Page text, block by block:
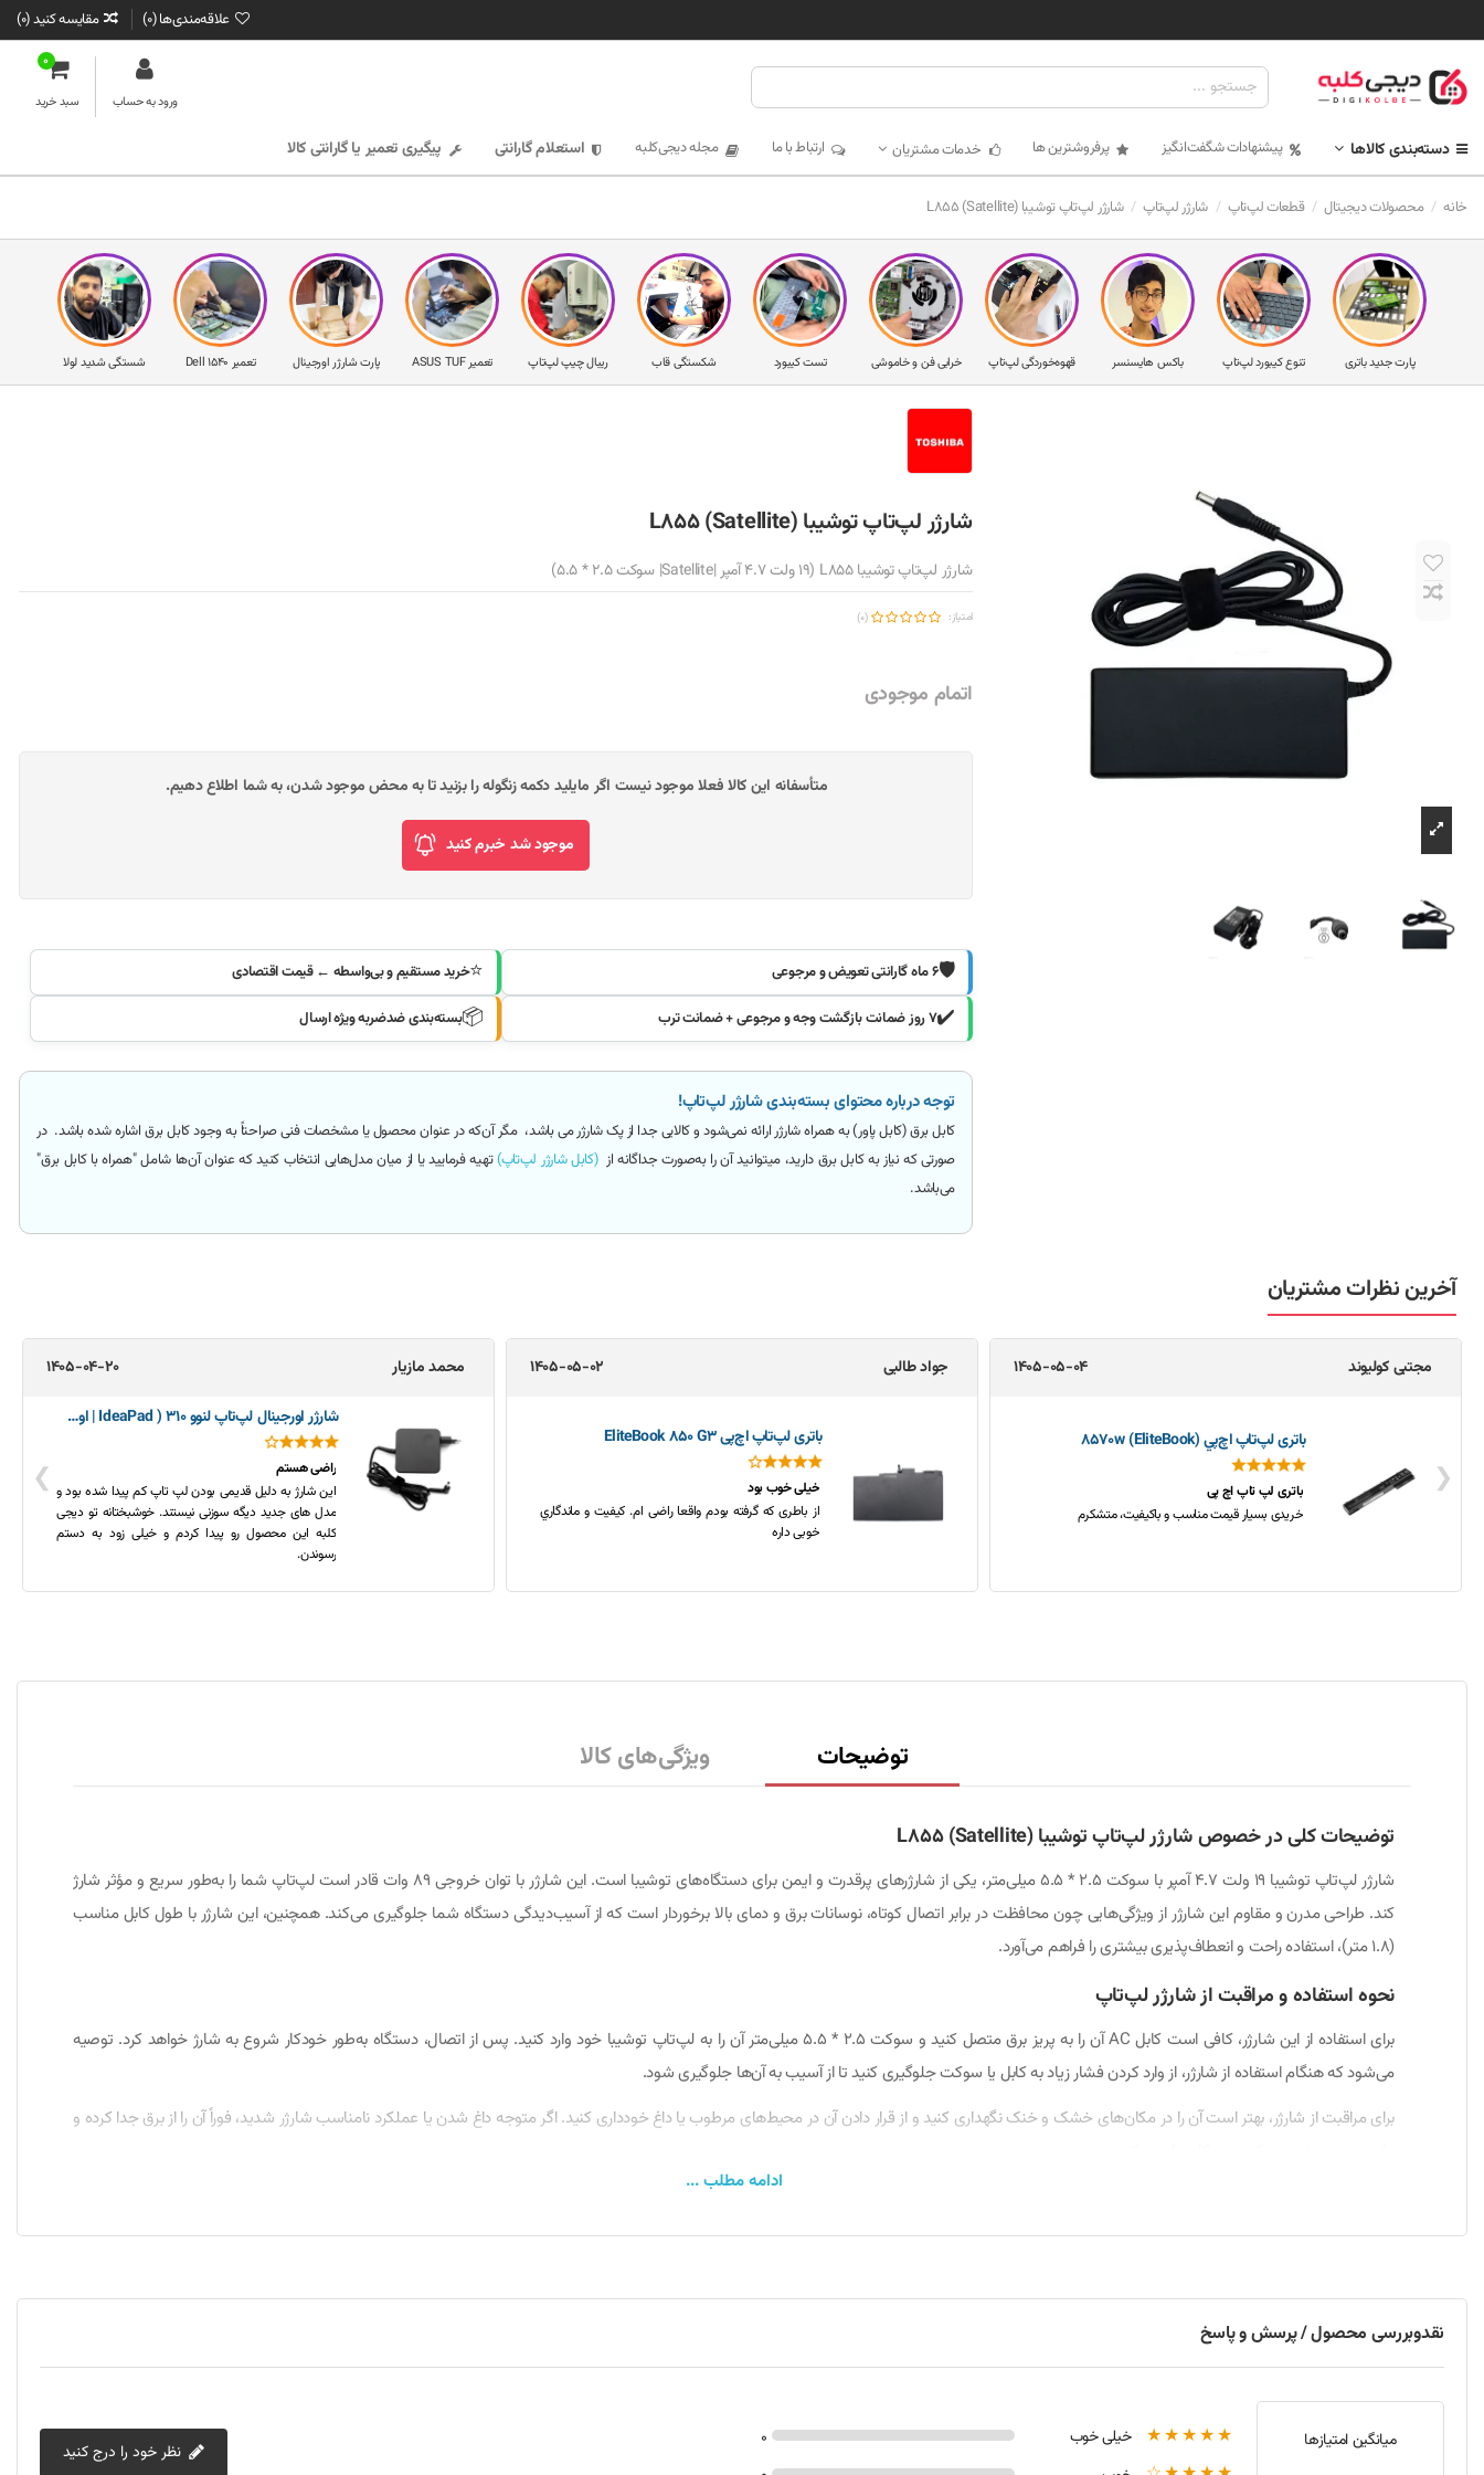
علاقه‌مندی‌ها (0
) مقایسه کنید (0
)
ورود به حساب
0
سبد خرید
دسته‌بندی کالاها پیشنهادات شگفت‌انگیز پرفروشترین ها خدمات مشتریان ارتباط با ما مجله دیجی‌کلبه استعلام گارانتی پیگیری تعمیر یا گارانتی کالا
خانه محصولات دیجیتال قطعات لپ‌تاپ شارژر لپ‌تاپ شارژر لپ‌تاپ توشیبا L855 (Satellite)
شستگی شدید لولا تعمیر Dell 1540 پارت شارژر اورجینال تعمیر ASUS TUF ریبال چیپ لپ‌تاپ شکستگی قاب تست کیبورد خرابی فن و خاموشی قهوه‌خوردگی لپ‌تاپ باکس هایسنسر تنوع کیبورد لپ‌تاپ پارت جدید باتری
شارژر لپ‌تاپ توشیبا L855 (Satellite)
شارژر لپ‌تاپ توشیبا L855 (19 ولت 4.7 آمپر |Satellite| سوکت 2.5 * 5.5)
امتیاز: (0)
اتمام موجودی
متأسفانه این کالا فعلا موجود نیست اگر مایلید دکمه زنگوله را بزنید تا به محض موجود شدن، به شما اطلاع دهیم.
موجود شد خبرم کنید
🛡️۶ ماه گارانتی تعویض و مرجوعی ⭐خرید مستقیم و بی‌واسطه ← قیمت اقتصادی
✔️۷ روز ضمانت بازگشت وجه و مرجوعی + ضمانت ترب 📦بسته‌بندی ضدضربه ویژه ارسال
توجه درباره محتوای بسته‌بندی شارژر لپ‌تاپ!
کابل برق (کابل پاور)به همراه شارژر ارائه نمی‌شود و کالایی جدا از پک شارژر می باشد، مگر آن‌کهدر عنوان محصول یا مشخصات فنی صراحتاً به وجود کابل برق اشاره شده باشد. در
صورتی که نیاز به کابل برق دارید، میتوانید آن را به‌صورت جداگانه از (کابل شارژر لپ‌تاپ)تهیه فرمایید یا از میان مدل‌هایی انتخاب کنید که عنوان آن‌ها شامل"همراه با کابل برق"
می‌باشد.
آخرین نظرات مشتریان
❮
❯
مجتبی کولیوند 1405-05-04
باتری لپ‌تاپ اچ‌پي 8570w (EliteBook)
باتری لپ تاپ اچ پی
خریدی بسیار قیمت مناسب و باکیفیت، متشکرم
جواد طالبی 1405-05-02
باتری لپ‌تاپ اچ‌پی EliteBook 850 G3
خیلی خوب بود
از باطری که گرفته بودم واقعا راضی ام. کیفیت و ماندگاري
خوبی داره
محمد مازیار 1405-04-20
شارژر اورجینال لپ‌تاپ لنوو 310 ( IdeaPad | اورجینال)
راضی هستم
این شارژ به دلیل قدیمی بودن لپ تاپ کم پیدا شده بود و
مدل های جدید دیگه سوزنی نیستند. خوشبختانه تو دیجی
کلبه این محصول رو پیدا کردم و خیلی زود به دستم
رسوندن.
توضیحات ویژگی‌های کالا
توضیحات کلی در خصوص شارژر لپ‌تاپ توشیبا L855 (Satellite)
شارژر لپ‌تاپ توشیبا 19 ولت 4.7 آمپر با سوکت 2.5 * 5.5 میلی‌متر، یکی از شارژرهای پرقدرت و ایمن برای دستگاه‌های توشیبا است. این شارژر با توان خروجی 89 وات قادر است لپ‌تاپ شما را به‌طور سریع و مؤثر شارژ
کند. طراحی مدرن و مقاوم این شارژر از ویژگی‌هایی چون محافظت در برابر اتصال کوتاه، نوسانات برق و دمای بالا برخوردار است که از آسیب‌دیدگی دستگاه شما جلوگیری می‌کند. همچنین، این شارژر با طول کابل مناسب
(1.8 متر)، استفاده راحت و انعطاف‌پذیری بیشتری را فراهم می‌آورد.
نحوه استفاده و مراقبت از شارژر لپ‌تاپ
برای استفاده از این شارژر، کافی است کابل AC آن را به پریز برق متصل کنید و سوکت 2.5 * 5.5 میلی‌متر آن را به لپ‌تاپ توشیبا خود وارد کنید. پس از اتصال، دستگاه به‌طور خودکار شروع به شارژ خواهد کرد. توصیه
می‌شود که هنگام استفاده از شارژر، از وارد کردن فشار زیاد به کابل یا سوکت جلوگیری کنید تا از آسیب به آن‌ها جلوگیری شود.
برای مراقبت از شارژر، بهتر است آن را در مکان‌های خشک و خنک نگهداری کنید و از قرار دادن آن در محیط‌های مرطوب یا داغ خودداری کنید. اگر متوجه داغ شدن یا عملکرد نامناسب شارژر شدید، فوراً آن را از برق جدا کرده و
نصب و راه‌اندازی این شارژر بسیار ساده است. تنها کافیست یکی از سرهای کابل را به پریز برق وصل کرده و سر دیگر آن که سوکت 2.5 * 5.5 میلی‌متر دارد را به لپ‌تاپ خود متصل کنید. پس از این اتصال، شارژر به‌طور
مشخصات فنی و خصوصیات شارژر لپ‌تاپ توشیبا L855 (Satellite)
جریان خروجی:4.7 آمپر
توان خروجی:89 وات
ادامه مطلب ...
نقدوبررسی محصول / پرسش و پاسخ
میانگین امتیازها ★★★★★ خیلی خوب 0
نظر خود را درج کنید